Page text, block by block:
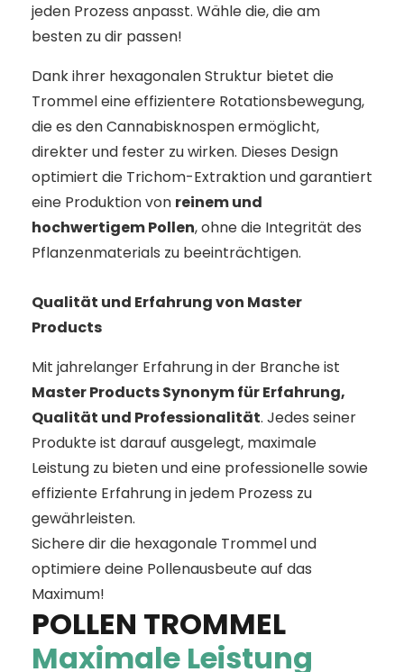
jeden Prozess anpasst. Wähle die, die am
besten zu dir passen!
Dank ihrer hexagonalen Struktur bietet die
Trommel eine effizientere Rotationsbewegung,
die es den Cannabisknospen ermöglicht,
direkter und fester zu wirken. Dieses Design
optimiert die Trichom-Extraktion und garantiert
eine Produktion von reinem und
hochwertigem Pollen, ohne die Integrität des
Pflanzenmaterials zu beeinträchtigen.
Qualität und Erfahrung von Master
Products
Mit jahrelanger Erfahrung in der Branche ist
Master Products Synonym für Erfahrung,
Qualität und Professionalität. Jedes seiner
Produkte ist darauf ausgelegt, maximale
Leistung zu bieten und eine professionelle sowie
effiziente Erfahrung in jedem Prozess zu
gewährleisten.
Sichere dir die hexagonale Trommel und
optimiere deine Pollenausbeute auf das
Maximum!
POLLEN TROMMEL
Maximale Leistung